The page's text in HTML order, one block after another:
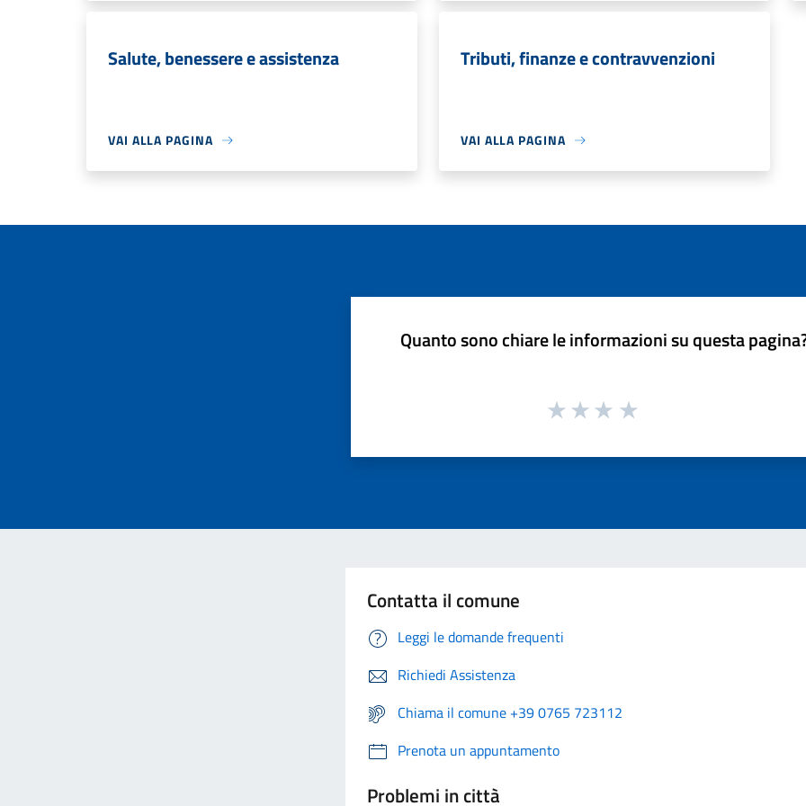
Salute, benessere e assistenza
VAI ALLA PAGINA
Tributi, finanze e contravvenzioni
VAI ALLA PAGINA
Quanto sono chiare le informazioni su questa
Contatta il comune
Leggi le domande frequenti
Richiedi Assistenza
Chiama il comune +39 0765 723112
Prenota un appuntamento
Problemi in città